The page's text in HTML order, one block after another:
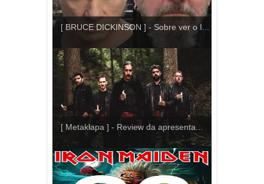
[ BRUCE DICKINSON ] - Sobre ver o I...
[ Metaklapa ] - Review da apresenta...